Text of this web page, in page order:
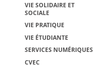
VIE SOLIDAIRE ET
SOCIALE
VIE PRATIQUE
VIE ÉTUDIANTE
SERVICES NUMÉRIQUES
CVEC